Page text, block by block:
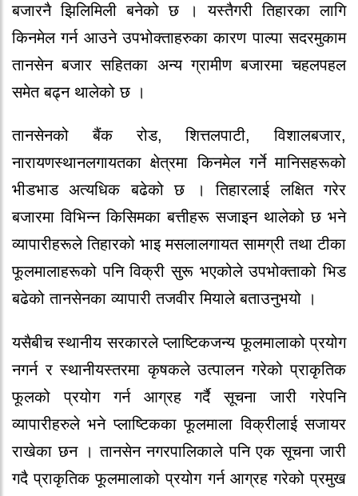
बजारनै झिलिमिली बनेको छ । यस्तैगरी तिहारका लागि
किनमेल गर्न आउने उपभोक्ताहरुका कारण पाल्पा सदरमुकाम
तानसेन बजार सहितका अन्य ग्रामीण बजारमा चहलपहल
समेत बढ्न थालेको छ ।
तानसेनको बैंक रोड, शित्तलपाटी, विशालबजार,
नारायणस्थानलगायतका क्षेत्रमा किनमेल गर्ने मानिसहरूको
भीडभाड अत्यधिक बढेको छ । तिहारलाई लक्षित गरेर
बजारमा विभिन्न किसिमका बत्तीहरू सजाइन थालेको छ भने
व्यापारीहरूले तिहारको भाइ मसलालगायत सामग्री तथा टीका
फूलमालाहरूको पनि विक्री सुरू भएकोले उपभोक्ताको भिड
बढेको तानसेनका व्यापारी तजवीर मियाले बताउनुभयो ।
यसैबीच स्थानीय सरकारले प्लाष्टिकजन्य फूलमालाको प्रयोग
नगर्न र स्थानीयस्तरमा कृषकले उत्पालन गरेको प्राकृतिक
फूलको प्रयोग गर्न आग्रह गर्दै सूचना जारी गरेपनि
व्यापारीहरुले भने प्लाष्टिकका फूलमाला विक्रीलाई सजायर
राखेका छन । तानसेन नगरपालिकाले पनि एक सूचना जारी
गदै प्राकृतिक फूलमालाको प्रयोग गर्न आग्रह गरेको प्रमुख